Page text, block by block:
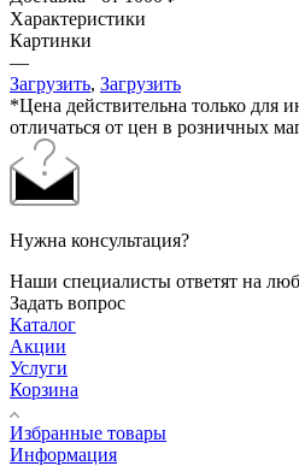
Характеристики
Картинки
—
Загрузить, Загрузить
*Цена действительна только для
отличаться от цен в розничных
Нужна консультация?
Наши специалисты ответят на
Задать вопрос
Каталог
Акции
Услуги
Корзина
Избранные товары
Информация